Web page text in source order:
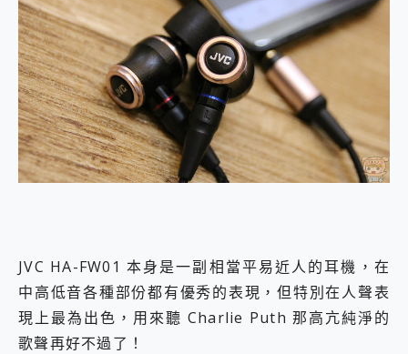
JVC HA-FW01 本身是一副相當平易近人的耳機，在
中高低音各種部份都有優秀的表現，但特別在人聲表
現上最為出色，用來聽 Charlie Puth 那高亢純淨的
歌聲再好不過了！